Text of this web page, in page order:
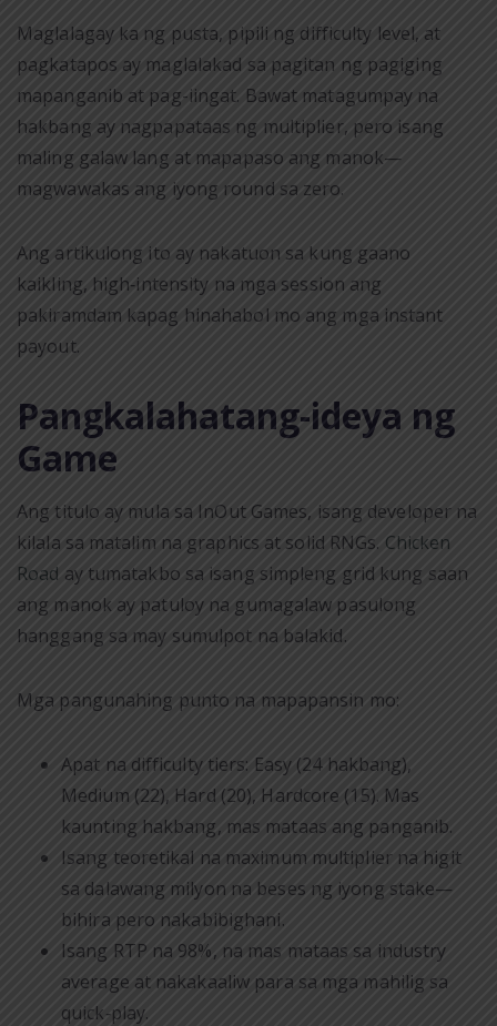
Maglalagay ka ng pusta, pipili ng difficulty level, at
pagkatapos ay maglalakad sa pagitan ng pagiging
mapanganib at pag-iingat. Bawat matagumpay na
hakbang ay nagpapataas ng multiplier, pero isang
maling galaw lang at mapapaso ang manok—
magwawakas ang iyong round sa zero.
Ang artikulong ito ay nakatuon sa kung gaano
kaikling, high‑intensity na mga session ang
pakiramdam kapag hinahabol mo ang mga instant
payout.
Pangkalahatang-ideya ng
Game
Ang titulo ay mula sa InOut Games, isang developer na
kilala sa matalim na graphics at solid RNGs. Chicken
Road ay tumatakbo sa isang simpleng grid kung saan
ang manok ay patuloy na gumagalaw pasulong
hanggang sa may sumulpot na balakid.
Mga pangunahing punto na mapapansin mo:
Apat na difficulty tiers: Easy (24 hakbang),
Medium (22), Hard (20), Hardcore (15). Mas
kaunting hakbang, mas mataas ang panganib.
Isang teoretikal na maximum multiplier na higit
sa dalawang milyon na beses ng iyong stake—
bihira pero nakabibighani.
Isang RTP na 98%, na mas mataas sa industry
average at nakakaaliw para sa mga mahilig sa
quick‑play.